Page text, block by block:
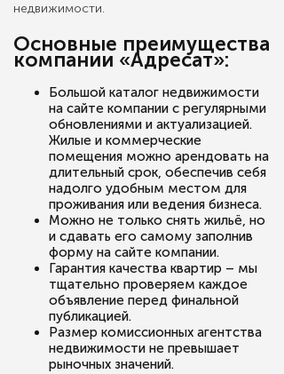
недвижимости.
Основные преимущества
компании «Адресат»:
Большой каталог недвижимости
на сайте компании с регулярными
обновлениями и актуализацией.
Жилые и коммерческие
помещения можно арендовать на
длительный срок, обеспечив себя
надолго удобным местом для
проживания или ведения бизнеса.
Можно не только снять жильё, но
и сдавать его самому заполнив
форму на сайте компании.
Гарантия качества квартир – мы
тщательно проверяем каждое
объявление перед финальной
публикацией.
Размер комиссионных агентства
недвижимости не превышает
рыночных значений.